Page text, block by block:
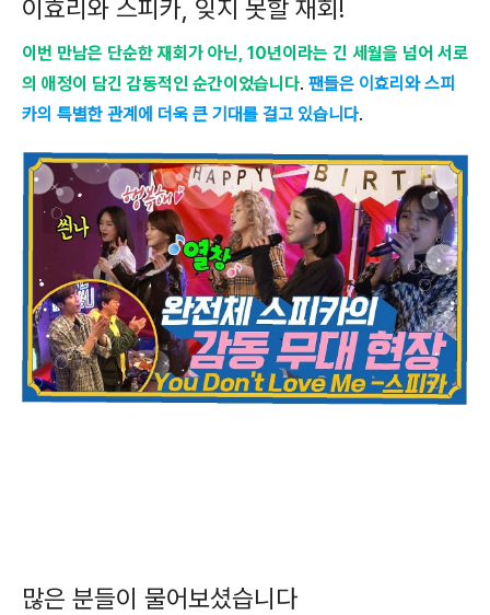
이효리와 스피카, 잊지 못할 재회!
이번 만남은 단순한 재회가 아닌, 10년이라는 긴 세월을 넘어 서로
의 애정이 담긴 감동적인 순간이었습니다. 팬들은 이효리와 스피
카의 특별한 관계에 더욱 큰 기대를 걸고 있습니다.
많은 분들이 물어보셨습니다